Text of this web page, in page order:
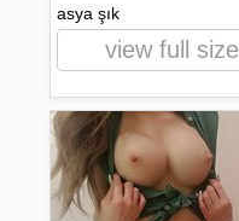
asya şık
view full size